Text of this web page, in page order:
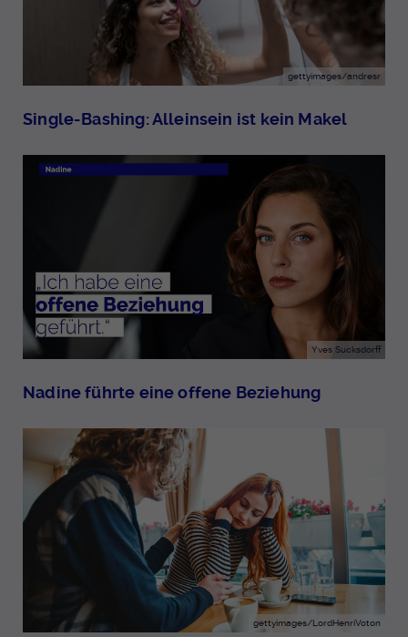
gettyimages/andresr
Single-Bashing: Alleinsein ist kein Makel
Yves Sucksdorff
Nadine führte eine offene Beziehung
gettyimages/LordHenriVoton